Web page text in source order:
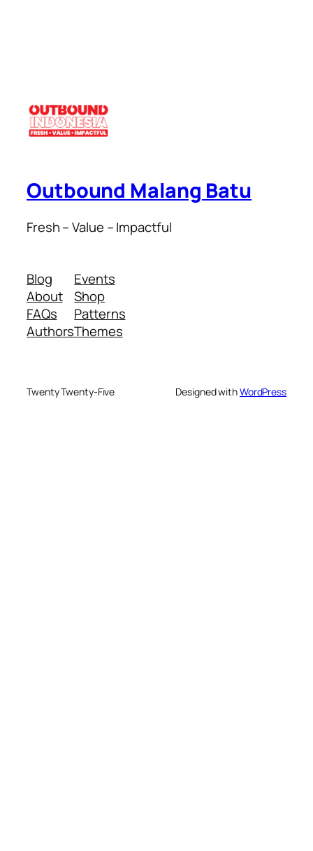
Outbound Malang Batu
Fresh – Value – Impactful
Blog
About
FAQs
Authors
Events
Shop
Patterns
Themes
Twenty Twenty-Five Designed withWordPress